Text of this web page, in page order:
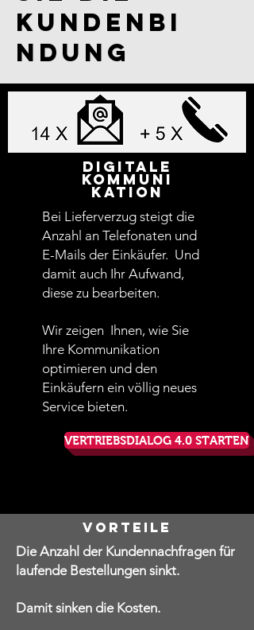
Kundenbi
ndung
Digitale
Kommuni
kation
Bei Lieferverzug steigt die
Anzahl an Telefonaten und
E-Mails der Einkäufer. Und
damit auch Ihr Aufwand,
diese zu bearbeiten.
Wir zeigen Ihnen, wie Sie
Ihre Kommunikation
optimieren und den
Einkäufern ein völlig neues
Service bieten.
VERTRIEBSDIALOG 4.0 STARTEN
Vorteile
Die Anzahl der Kundennachfragen für
laufende Bestellungen sinkt.
Damit sinken die Kosten.